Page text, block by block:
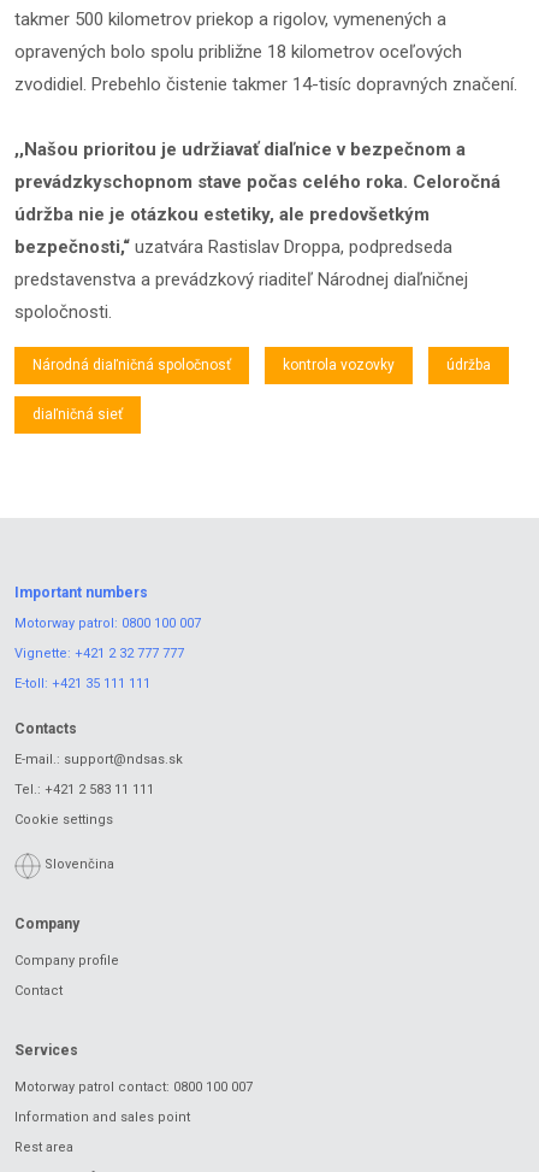
takmer 500 kilometrov priekop a rigolov, vymenených a
opravených bolo spolu približne 18 kilometrov oceľových
zvodidiel. Prebehlo čistenie takmer 14-tisíc dopravných značení.
,,Našou prioritou je udržiavať diaľnice v bezpečnom a
prevádzkyschopnom stave počas celého roka. Celoročná
údržba nie je otázkou estetiky, ale predovšetkým
bezpečnosti,“ uzatvára Rastislav Droppa, podpredseda
predstavenstva a prevádzkový riaditeľ Národnej diaľničnej
spoločnosti.
Národná diaľničná spoločnosť kontrola vozovky údržba
diaľničná sieť
Important numbers
Motorway patrol: 0800 100 007
Vignette: +421 2 32 777 777
E-toll: +421 35 111 111
Contacts
E-mail.: support@ndsas.sk
Tel.: +421 2 583 11 111
Cookie settings
Slovenčina
Company
Company profile
Contact
Services
Motorway patrol contact: 0800 100 007
Information and sales point
Rest area